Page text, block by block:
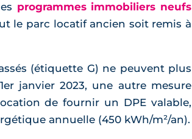
programmes immobiliers neufs
le parc locatif ancien soit remis à
(étiquette G) ne peuvent plus
janvier 2023, une autre mesure
de fournir un DPE valable,
annuelle (450 kWh/m²/an).